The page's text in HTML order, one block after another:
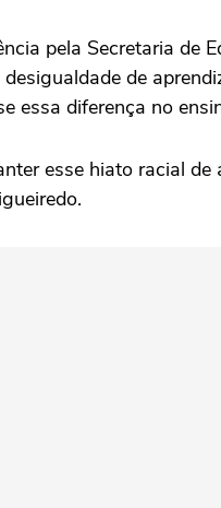
pela Secretaria de
de
essa diferença no
esse hiato racial